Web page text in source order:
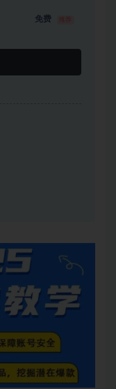
免费